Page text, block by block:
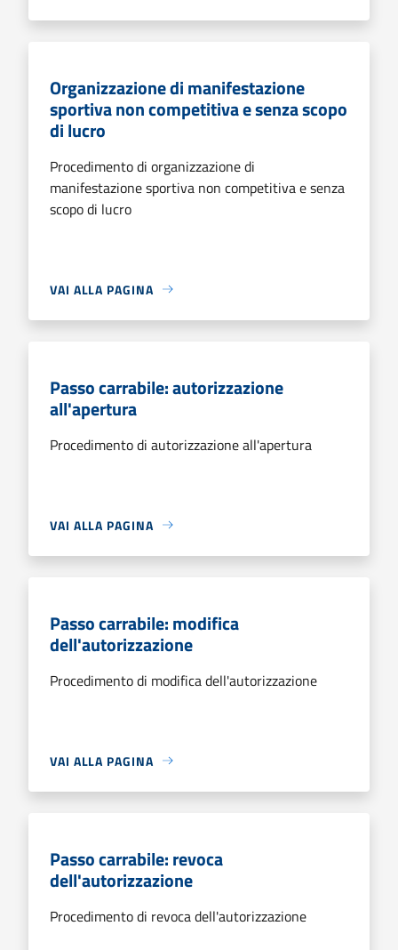
Organizzazione di manifestazione
sportiva non competitiva e senza scopo
di lucro
Procedimento di organizzazione di
manifestazione sportiva non competitiva e senza
scopo di lucro
VAI ALLA PAGINA
Passo carrabile: autorizzazione
all'apertura
Procedimento di autorizzazione all'apertura
VAI ALLA PAGINA
Passo carrabile: modifica
dell'autorizzazione
Procedimento di modifica dell'autorizzazione
VAI ALLA PAGINA
Passo carrabile: revoca
dell'autorizzazione
Procedimento di revoca dell'autorizzazione